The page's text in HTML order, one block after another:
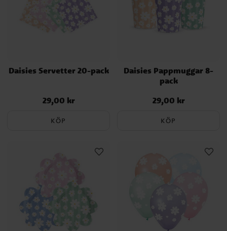
Daisies Servetter 20-pack
Pris:29,00 kr
29,00 kr
KÖP
Daisies Pappmuggar 8-
pack
Pris:29,00 kr
29,00 kr
KÖP